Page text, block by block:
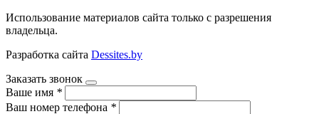
Использование материалов сайта только с разрешения
владельца.
Разработка сайта Dessites.by
Заказать звонок
Ваше имя *
Ваш номер телефона *